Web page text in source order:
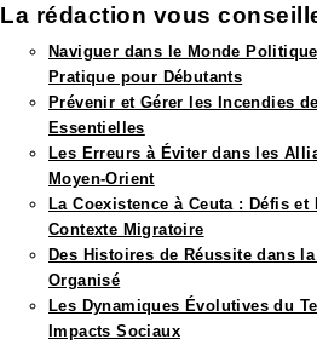
La rédaction vous
Naviguer dans le Monde
Pratique pour Débutants
Prévenir et Gérer les Incendies
Essentielles
Les Erreurs à Éviter dans les
Moyen-Orient
La Coexistence à Ceuta : Défis
Contexte Migratoire
Des Histoires de Réussite dans
Organisé
Les Dynamiques Évolutives du
Impacts Sociaux